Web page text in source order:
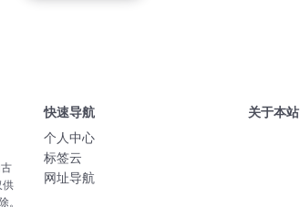
供
快速导航
个人中心
标签云
网址导航
关于本站